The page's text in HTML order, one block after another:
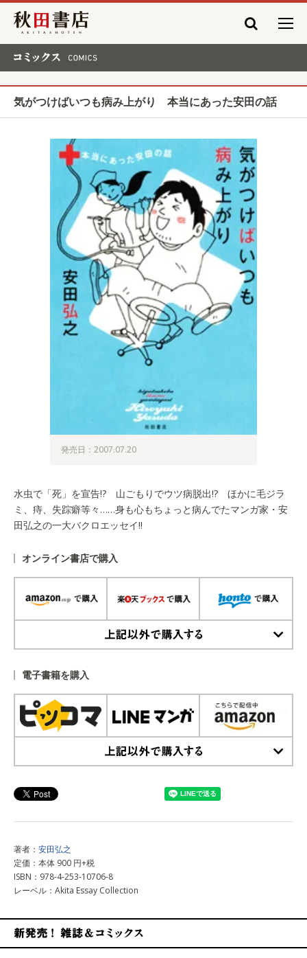
秋田書店
気がつけばいつも病み上がり 本当にあった安田の話
発売日：2007.07.20
水虫で「死」を宣告!? 山ごもりでウツ病脱出!? ほかに毛ジラ
ミ、痔、失踪癖等々……身も心もちょっと病んでたマンガ家・安
田弘之の一大バクロエッセイ!!
オンライン書店で購入
電子書籍を購入
著者： 安田弘之
定価：本体 900 円+税
ISBN：978-4-253-10706-8
レーベル：Akita Essay Collection